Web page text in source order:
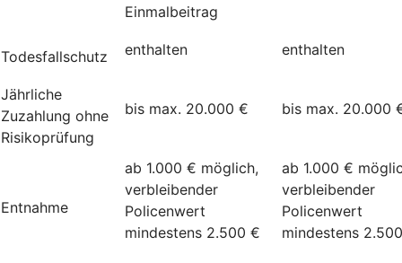
Einmalbeitrag
Todesfallschutz enthalten enthalten
Jährliche
Zuzahlung ohne
Risikoprüfung
bis max. 20.000 € bis max. 20.000
Entnahme
ab 1.000 € möglich,
verbleibender
Policenwert
mindestens 2.500 €
ab 1.000 €
verbleibender
Policenwert
mindestens